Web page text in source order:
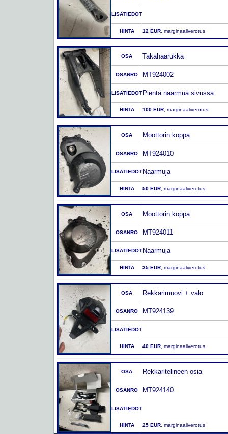
LISÄTIEDOT
HINTA 12 EUR , marginaaliverotus
OSA Takahaarukka
OSANRO MT924002
LISÄTIEDOT Pientä naarmua sivussa
HINTA 100 EUR , marginaaliverotus
OSA Moottorin koppa
OSANRO MT924010
LISÄTIEDOT Naarmuja
HINTA 50 EUR , marginaaliverotus
OSA Moottorin koppa
OSANRO MT924011
LISÄTIEDOT Naarmuja
HINTA 35 EUR , marginaaliverotus
OSA Rekkarimuovi + valo
OSANRO MT924139
LISÄTIEDOT
HINTA 40 EUR , marginaaliverotus
OSA Rekkaritelineen osia
OSANRO MT924140
LISÄTIEDOT
HINTA 25 EUR , marginaaliverotus